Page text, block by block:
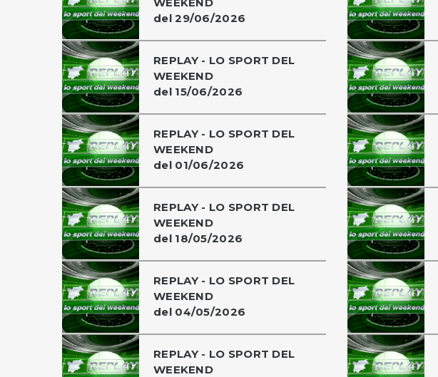
del 29/06/2026
REPLAY - LO SPORT DEL
WEEKEND
del 15/06/2026
REPLAY - LO SPORT DEL
WEEKEND
del 01/06/2026
REPLAY - LO SPORT DEL
WEEKEND
del 18/05/2026
REPLAY - LO SPORT DEL
WEEKEND
del 04/05/2026
REPLAY - LO SPORT DEL
WEEKEND